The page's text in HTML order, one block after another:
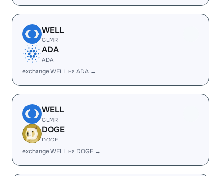
WELL
GLMR
ADA
ADA
exchange WELL на ADA →
WELL
GLMR
DOGE
DOGE
exchange WELL на DOGE →